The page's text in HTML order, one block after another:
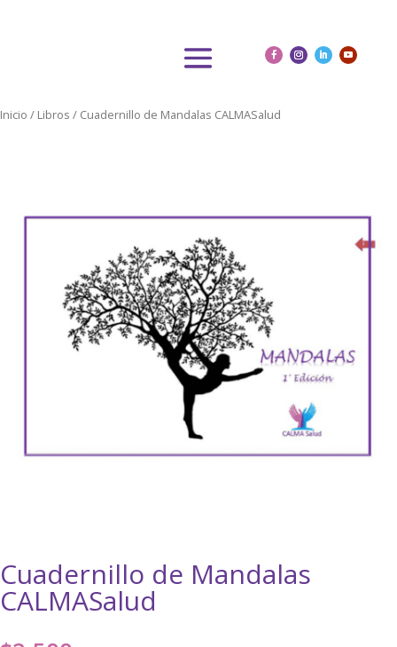
Inicio / Libros / Cuadernillo de Mandalas CALMASalud
Cuadernillo de Mandalas
CALMASalud